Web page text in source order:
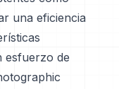
una eficiencia
esfuerzo de